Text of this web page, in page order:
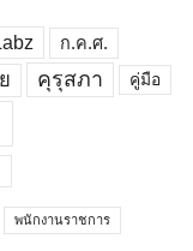
ก.ค.ศ.
คุรุสภา คู่มือ
พนักงานราชการ